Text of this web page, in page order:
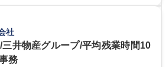
、商品に関わる全ての業務をサポート頂きま
外食産業を中心としたお客様の多様なニー
産・輸入・販売を一貫して手掛けています。
連携によるワンストップサービスが最大の強
歴：大学院 大学 語学力：英語 資格：
社
三井物産グループ/平均残業時間10
務